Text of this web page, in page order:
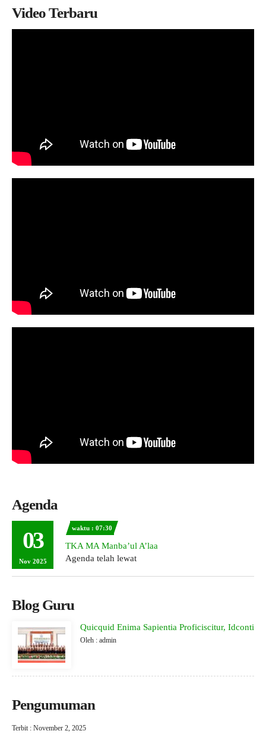
Video Terbaru
Agenda
03
Nov 2025
waktu : 07:30
TKA MA Manba’ul A’laa
Agenda telah lewat
Blog Guru
Quicquid Enima Sapientia Proficiscitur, Idconti
Oleh : admin
Pengumuman
Terbit : November 2, 2025